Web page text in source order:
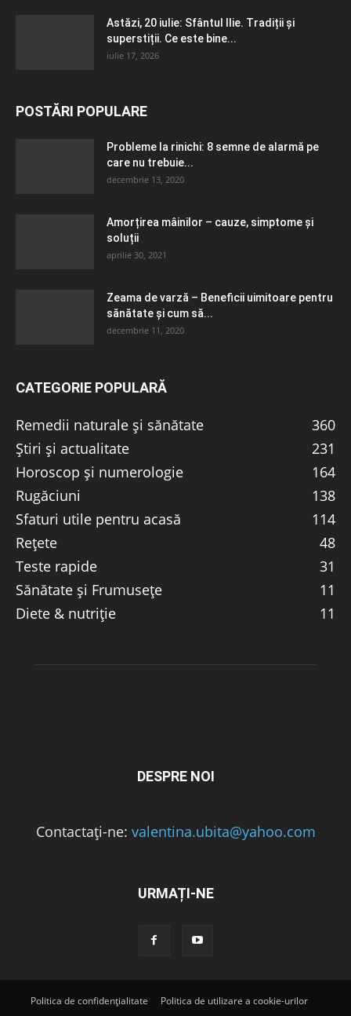
Astăzi, 20 iulie: Sfântul Ilie. Tradiții și
superstiții. Ce este bine...
iulie 17, 2026
POSTĂRI POPULARE
Probleme la rinichi: 8 semne de alarmă pe
care nu trebuie...
decembrie 13, 2020
Amorțirea mâinilor – cauze, simptome și
soluții
aprilie 30, 2021
Zeama de varză – Beneficii uimitoare pentru
sănătate și cum să...
decembrie 11, 2020
CATEGORIE POPULARĂ
Remedii naturale și sănătate
360
Știri și actualitate
231
Horoscop și numerologie
164
Rugăciuni
138
Sfaturi utile pentru acasă
114
Rețete
48
Teste rapide
31
Sănătate și Frumusețe
11
Diete & nutriție
11
DESPRE NOI
Contactați-ne: valentina.ubita@yahoo.com
URMAȚI-NE
Politica de confidențialitate Politica de utilizare a cookie-urilor